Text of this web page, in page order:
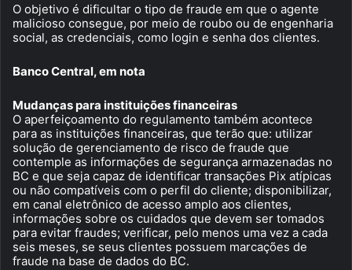
O objetivo é dificultar o tipo de fraude em que o agente
malicioso consegue, por meio de roubo ou de engenharia
social, as credenciais, como login e senha dos clientes.
Banco Central, em nota
Mudanças para instituições financeiras
O aperfeiçoamento do regulamento também acontece
para as instituições financeiras, que terão que: utilizar
solução de gerenciamento de risco de fraude que
contemple as informações de segurança armazenadas no
BC e que seja capaz de identificar transações Pix atípicas
ou não compatíveis com o perfil do cliente; disponibilizar,
em canal eletrônico de acesso amplo aos clientes,
informações sobre os cuidados que devem ser tomados
para evitar fraudes; verificar, pelo menos uma vez a cada
seis meses, se seus clientes possuem marcações de
fraude na base de dados do BC.